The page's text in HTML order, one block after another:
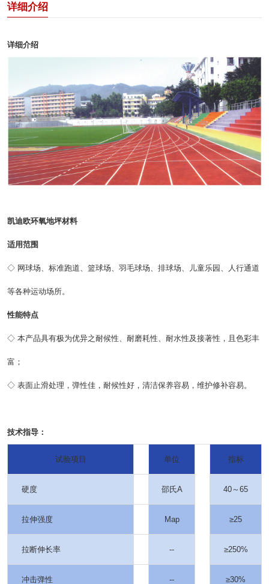
详细介绍
详细介绍
凯迪欧环氧地坪材料
适用范围
◇ 网球场、标准跑道、篮球场、羽毛球场、排球场、儿童乐园、人行通道
等各种运动场所。
性能特点
◇ 本产品具有极为优异之耐候性、耐磨耗性、耐水性及接著性，且色彩丰
富；
◇ 表面止滑处理，弹性佳，耐候性好，清洁保养容易，维护修补容易。
技术指导：
试验项目 单位 指标
硬度 邵氏A 40～65
拉伸强度 Map ≥25
拉断伸长率 -- ≥250%
冲击弹性 -- ≥30%